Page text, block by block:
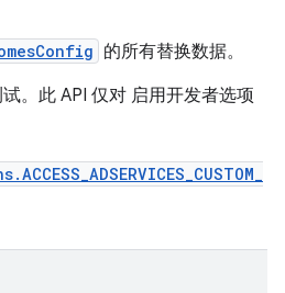
的所有替换数据。
。此 API 仅对 启用开发者选项